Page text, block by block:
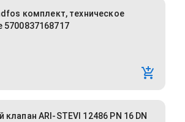
комплект, техническое
5700837168717
ARI-STEVI 12486 PN 16 DN